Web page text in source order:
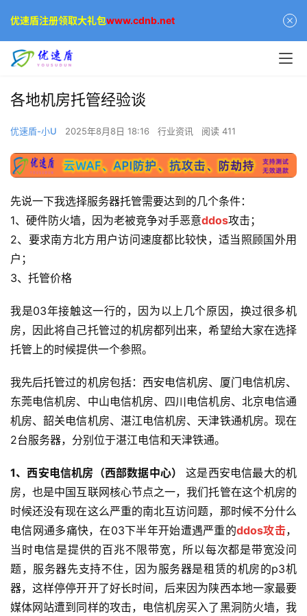
各地机房托管经验谈
优速盾-小U 2025年8月8日 18:16 行业资讯 阅读 411
先说一下我选择服务器托管需要达到的几个条件：
1、硬件防火墙，因为老被竞争对手恶意ddos攻击；
2、要求南方北方用户访问速度都比较快，适当照顾国外用
户；
3、托管价格
我是03年接触这一行的，因为以上几个原因，换过很多机
房，因此将自己托管过的机房都列出来，希望给大家在选择
托管上的时候提供一个参照。
我先后托管过的机房包括：西安电信机房、厦门电信机房、
东莞电信机房、中山电信机房、四川电信机房、北京电信通
机房、韶关电信机房、湛江电信机房、天津铁通机房。现在
2台服务器，分别位于湛江电信和天津铁通。
1、西安电信机房（西部数据中心）
这是西安电信最大的机
房，也是中国互联网核心节点之一，我们托管在这个机房的
时候还没有现在这么严重的南北互访问题，那时候不分什么
电信网通多痛快，在03下半年开始遭遇严重的ddos攻击，
当时电信是提供的百兆不限带宽，所以每次都是带宽没问
题，服务器先支持不住，因为服务器是租赁的机房的p3机
器，这样停停开开了好长时间，后来因为陕西本地一家最要
媒体网站遭到同样的攻击，电信机房买入了黑洞防火墙，我
优速盾注册领取大礼包www.cdnb.net